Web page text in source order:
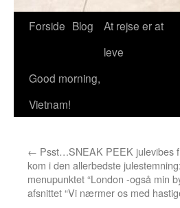
Forside Blog
At rejse er at
leve
Good morning,
Vietnam!
← Psst…SNEAK PEEK julevibes
kom i den allerbedste
menupunktet “London -også min
afsnittet “Vi nærmer os med